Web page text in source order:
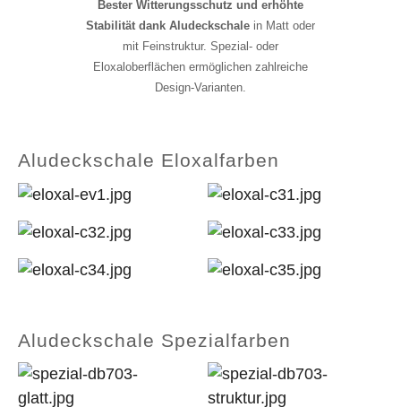
Bester Witterungsschutz und erhöhte
Stabilität dank Aludeckschale in Matt oder
mit Feinstruktur. Spezial- oder
Eloxaloberflächen ermöglichen zahlreiche
Design-Varianten.
Aludeckschale Eloxalfarben
Aludeckschale Spezialfarben